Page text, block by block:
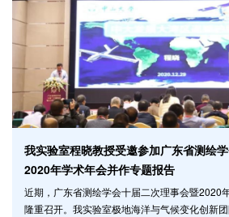
我实验室程晓教授受邀参加广东省测绘
2020年学术年会并作专题报告
近期，广东省测绘学会十届二次理事会暨2020
隆重召开。我实验室极地海洋与气候变化创新